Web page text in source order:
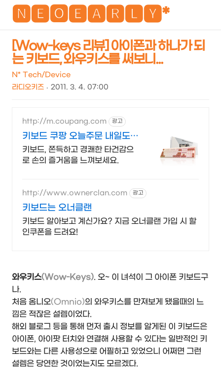
🅽🅴🅾🅴🅰🆁🅻🆈*
[Wow-keys 리뷰] 아이폰과 하나가 되
는 키보드, 와우키스를 써보니...
N* Tech/Device
라디오키즈
2011. 3. 4. 07:00
http://m.coupang.com 광고
키보드 쿠팡 오늘주문 내일도착
로켓배송
키보드, 쫀득하고 경쾌한 타건감으
로 손의 즐거움을 느껴보세요.
http://www.ownerclan.com 광고
키보드는 오너클랜
키보드 알아보고 계신가요? 지금 오너클랜 가입 시 할
인쿠폰을 드려요!
와우키스(Wow-Keys). 오~ 이 녀석이 그 아이폰 키보드구
나.
처음 옴니오(Omnio)의 와우키스를 만져보게 됐을때의 느
낌은 적잖은 설렘이었다.
해외 블로그 등을 통해 먼저 출시 정보를 알게된 이 키보드은
아이폰, 아이팟 터치와 연결해 사용할 수 있다는 일반적인 키
보드와는 다른 사용성으로 어필하고 있었으니 어쩌면 그런
설렘은 당연한 것이었는지도 모르겠다.